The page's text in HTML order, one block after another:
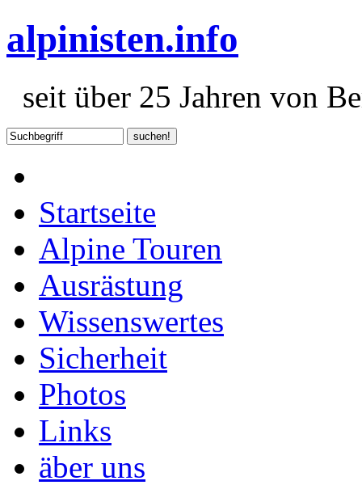
alpinisten.info
seit über 25 Jahren von
Startseite
Alpine Touren
Ausrästung
Wissenswertes
Sicherheit
Photos
Links
äber uns